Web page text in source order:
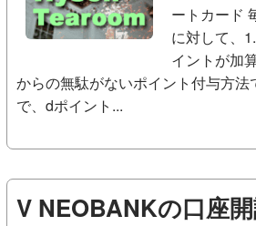
ートカード
に対して、
イントが加
からの無駄がないポイント付与方法
で、dポイント...
V NEOBANKの口座